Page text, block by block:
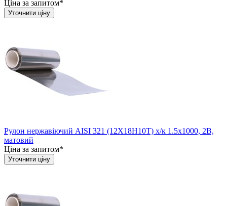
Ціна за запитом*
Уточнити ціну
Рулон нержавіючий AISI 321 (12Х18Н10Т) х/к 1.5х1000, 2B,
матовий
Ціна за запитом*
Уточнити ціну